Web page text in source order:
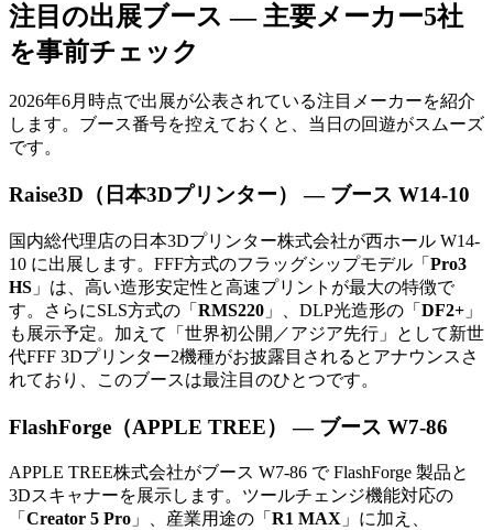
注目の出展ブース — 主要メーカー5社
を事前チェック
2026年6月時点で出展が公表されている注目メーカーを紹介
します。ブース番号を控えておくと、当日の回遊がスムーズ
です。
Raise3D（日本3Dプリンター） — ブース W14-10
国内総代理店の日本3Dプリンター株式会社が西ホール W14-
10 に出展します。FFF方式のフラッグシップモデル「 Pro3
HS 」は、高い造形安定性と高速プリントが最大の特徴で
す。さらにSLS方式の「 RMS220 」、DLP光造形の「 DF2+ 」
も展示予定。加えて「世界初公開／アジア先行」として新世
代FFF 3Dプリンター2機種がお披露目されるとアナウンスさ
れており、このブースは最注目のひとつです。
FlashForge（APPLE TREE） — ブース W7-86
APPLE TREE株式会社がブース W7-86 で FlashForge 製品と
3Dスキャナーを展示します。ツールチェンジ機能対応の
「 Creator 5 Pro 」、産業用途の「 R1 MAX 」に加え、